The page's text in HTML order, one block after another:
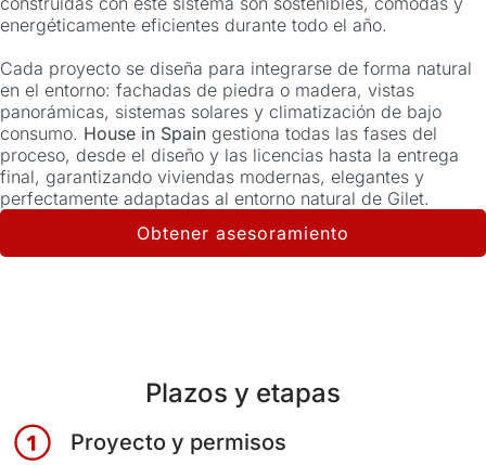
energéticamente eficientes durante todo el año.
Cada proyecto se diseña para integrarse de forma natural
en el entorno: fachadas de piedra o madera, vistas
panorámicas, sistemas solares y climatización de bajo
consumo. House in Spain gestiona todas las fases del
proceso, desde el diseño y las licencias hasta la entrega
final, garantizando viviendas modernas, elegantes y
perfectamente adaptadas al entorno natural de Gilet.
Obtener asesoramiento
Plazos y etapas
Proyecto y permisos